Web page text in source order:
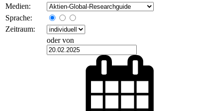
Medien:
Sprache:
Zeitraum:
oder von